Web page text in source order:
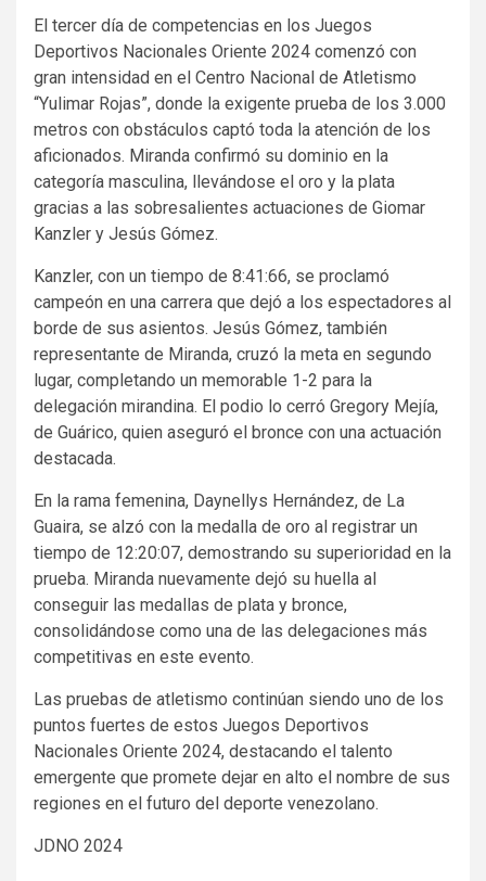
El tercer día de competencias en los Juegos
Deportivos Nacionales Oriente 2024 comenzó con
gran intensidad en el Centro Nacional de Atletismo
“Yulimar Rojas”, donde la exigente prueba de los 3.000
metros con obstáculos captó toda la atención de los
aficionados. Miranda confirmó su dominio en la
categoría masculina, llevándose el oro y la plata
gracias a las sobresalientes actuaciones de Giomar
Kanzler y Jesús Gómez.
Kanzler, con un tiempo de 8:41:66, se proclamó
campeón en una carrera que dejó a los espectadores al
borde de sus asientos. Jesús Gómez, también
representante de Miranda, cruzó la meta en segundo
lugar, completando un memorable 1-2 para la
delegación mirandina. El podio lo cerró Gregory Mejía,
de Guárico, quien aseguró el bronce con una actuación
destacada.
En la rama femenina, Daynellys Hernández, de La
Guaira, se alzó con la medalla de oro al registrar un
tiempo de 12:20:07, demostrando su superioridad en la
prueba. Miranda nuevamente dejó su huella al
conseguir las medallas de plata y bronce,
consolidándose como una de las delegaciones más
competitivas en este evento.
Las pruebas de atletismo continúan siendo uno de los
puntos fuertes de estos Juegos Deportivos
Nacionales Oriente 2024, destacando el talento
emergente que promete dejar en alto el nombre de sus
regiones en el futuro del deporte venezolano.
JDNO 2024